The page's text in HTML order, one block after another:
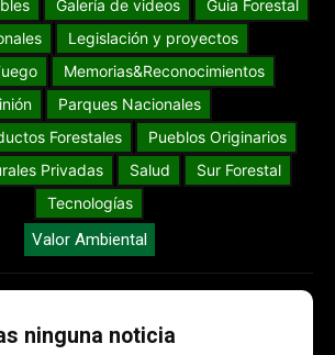
Galería de videos
Guia Forestal
Legislación y proyectos
Memorias&Reconocimientos
Parques Nacionales
Forestales
Pueblos Originarios
Privadas
Salud
Sur Forestal
Tecnologías
Valor Ambiental
ninguna noticia